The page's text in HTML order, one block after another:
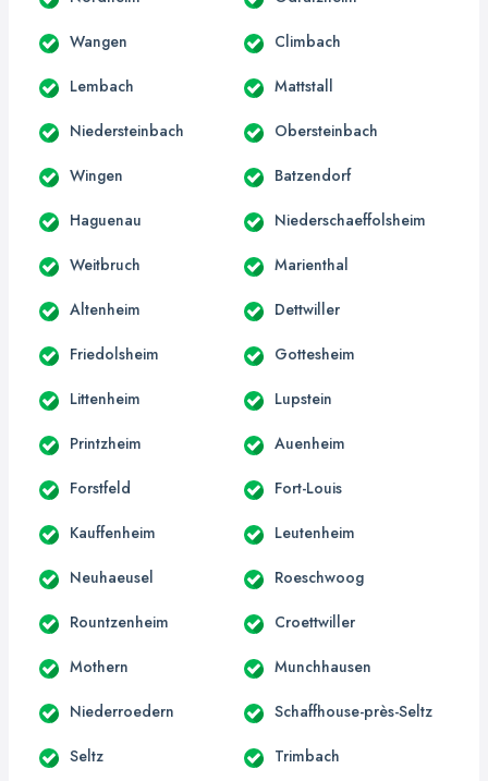
Wangen Climbach
Lembach Mattstall
Niedersteinbach Obersteinbach
Wingen Batzendorf
Haguenau Niederschaeffolsheim
Weitbruch Marienthal
Altenheim Dettwiller
Friedolsheim Gottesheim
Littenheim Lupstein
Printzheim Auenheim
Forstfeld Fort-Louis
Kauffenheim Leutenheim
Neuhaeusel Roeschwoog
Rountzenheim Croettwiller
Mothern Munchhausen
Niederroedern Schaffhouse-près-Seltz
Seltz Trimbach